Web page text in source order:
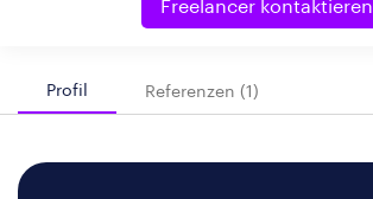
Freelancer kontaktieren
Profil Referenzen (1)